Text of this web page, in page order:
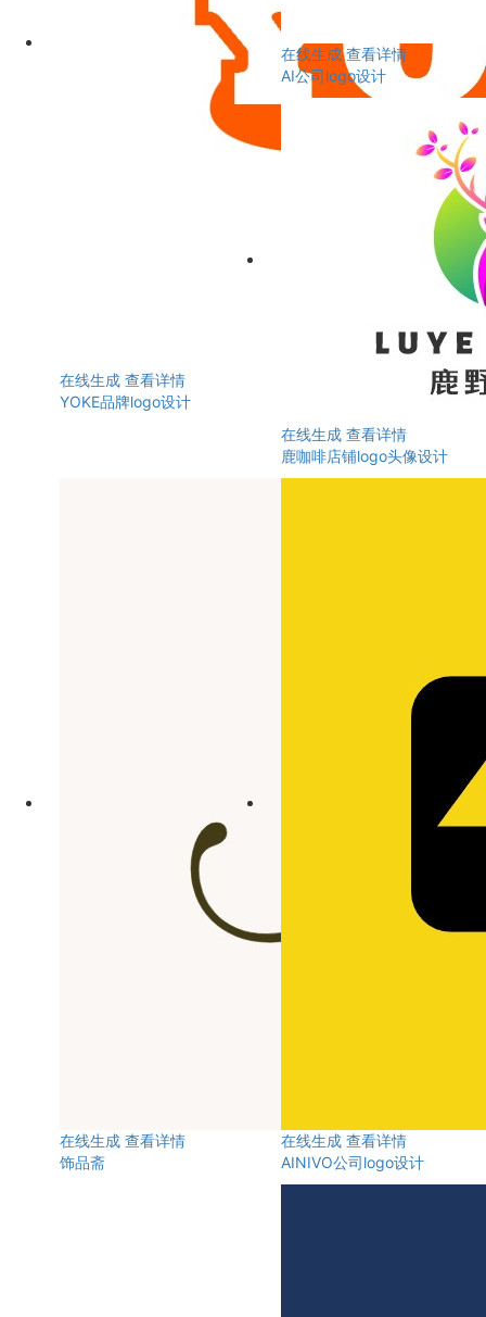
在线生成 查看详情
YOKE品牌logo设计
在线生成 查看详情
AI公司logo设计
在线生成 查看详情
鹿咖啡店铺logo头像设计
在线生成 查看详情
饰品斋
在线生成 查看详情
AINIVO公司logo设计